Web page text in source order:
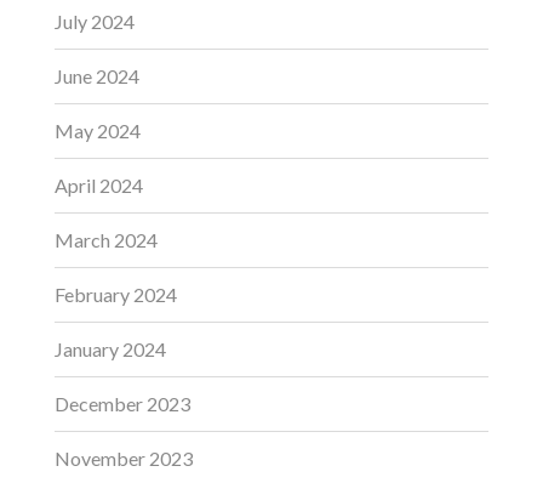
July 2024
June 2024
May 2024
April 2024
March 2024
February 2024
January 2024
December 2023
November 2023